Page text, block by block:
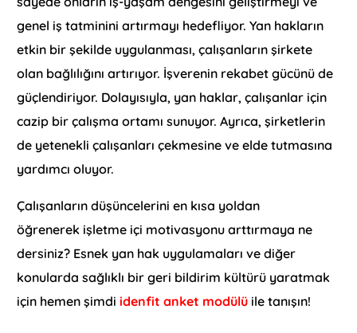
genel iş tatminini artırmayı hedefliyor. Yan hakların
etkin bir şekilde uygulanması, çalışanların şirkete
olan bağlılığını artırıyor. İşverenin rekabet gücünü de
güçlendiriyor. Dolayısıyla, yan haklar, çalışanlar için
cazip bir çalışma ortamı sunuyor. Ayrıca, şirketlerin
de yetenekli çalışanları çekmesine ve elde tutmasına
yardımcı oluyor.
Çalışanların düşüncelerini en kısa yoldan
öğrenerek işletme içi motivasyonu arttırmaya ne
dersiniz? Esnek yan hak uygulamaları ve diğer
konularda sağlıklı bir geri bildirim kültürü yaratmak
için hemen şimdiidenfit anket modülü ile tanışın!